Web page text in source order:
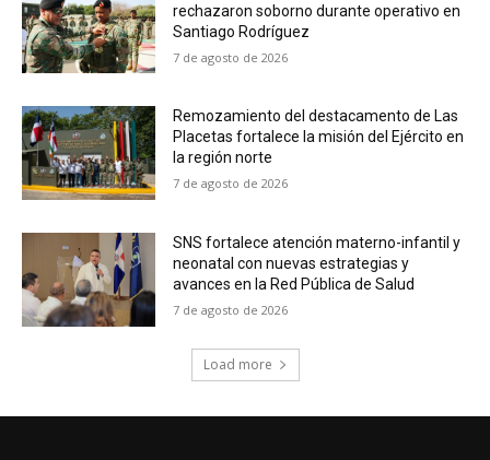
rechazaron soborno durante operativo en
Santiago Rodríguez
7 de agosto de 2026
Remozamiento del destacamento de Las
Placetas fortalece la misión del Ejército en
la región norte
7 de agosto de 2026
SNS fortalece atención materno-infantil y
neonatal con nuevas estrategias y
avances en la Red Pública de Salud
7 de agosto de 2026
Load more